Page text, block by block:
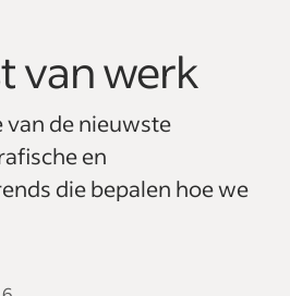
6 slides. Use arrow keys to
van werk
van de nieuwste
en
die bepalen hoe we